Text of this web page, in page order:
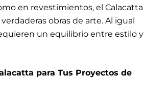
en revestimientos, el Calacatta
obras de arte. Al igual
un equilibrio entre estilo y
para Tus Proyectos de